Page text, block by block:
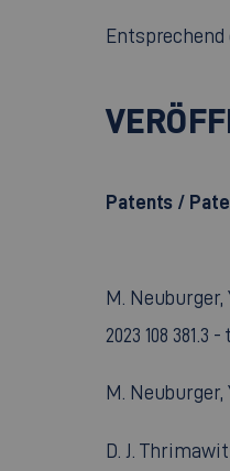
Entsprechend
Patents /
M. Neuburger,
2023 108 381.3
M. Neuburger,
D. J.